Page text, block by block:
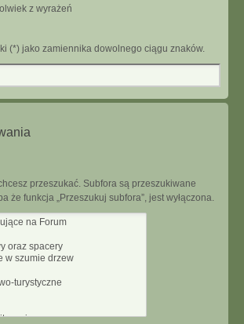
z wyrażeń
(*) jako zamiennika dowolnego ciągu znaków.
przeszukać. Subfora są przeszukiwane
że funkcja „Przeszukuj subfora”, jest wyłączona.